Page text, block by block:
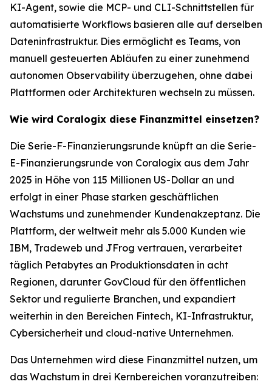
KI-Agent, sowie die MCP- und CLI-Schnittstellen für
automatisierte Workflows basieren alle auf derselben
Dateninfrastruktur. Dies ermöglicht es Teams, von
manuell gesteuerten Abläufen zu einer zunehmend
autonomen Observability überzugehen, ohne dabei
Plattformen oder Architekturen wechseln zu müssen.
Wie wird Coralogix diese Finanzmittel einsetzen?
Die Serie-F-Finanzierungsrunde knüpft an die Serie-
E-Finanzierungsrunde von Coralogix aus dem Jahr
2025 in Höhe von 115 Millionen US-Dollar an und
erfolgt in einer Phase starken geschäftlichen
Wachstums und zunehmender Kundenakzeptanz. Die
Plattform, der weltweit mehr als 5.000 Kunden wie
IBM, Tradeweb und JFrog vertrauen, verarbeitet
täglich Petabytes an Produktionsdaten in acht
Regionen, darunter GovCloud für den öffentlichen
Sektor und regulierte Branchen, und expandiert
weiterhin in den Bereichen Fintech, KI-Infrastruktur,
Cybersicherheit und cloud-native Unternehmen.
Das Unternehmen wird diese Finanzmittel nutzen, um
das Wachstum in drei Kernbereichen voranzutreiben: